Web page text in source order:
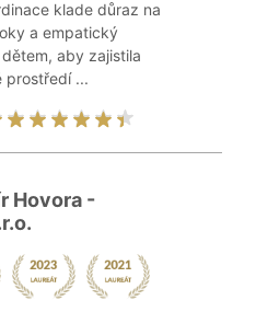
klade důraz na
a empatický
aby zajistila
prostředí ...
Hovora -